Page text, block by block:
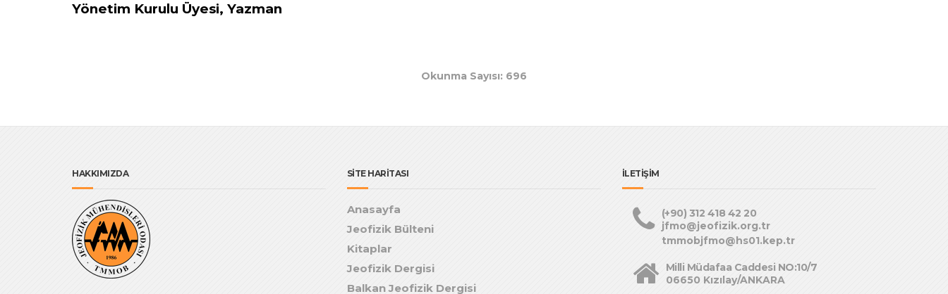
Yönetim Kurulu Üyesi, Yazman
Okunma Sayısı: 696
HAKKIMIZDA SİTE HARİTASI
Anasayfa
Jeofizik Bülteni
Kitaplar
Jeofizik Dergisi
Balkan Jeofizik Dergisi
İLETİŞİM
(+90) 312 418 42 20
jfmo@jeofizik.org.tr
tmmobjfmo@hs01.kep.tr
Milli Müdafaa Caddesi NO:10/7
06650 Kızılay/ANKARA